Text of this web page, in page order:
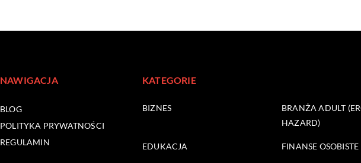
NAWIGACJA
BLOG
POLITYKA PRYWATNOŚCI
REGULAMIN
KATEGORIE
BIZNES
BRANŻA ADULT
HAZARD)
EDUKACJA FINANSE OSOBISTE